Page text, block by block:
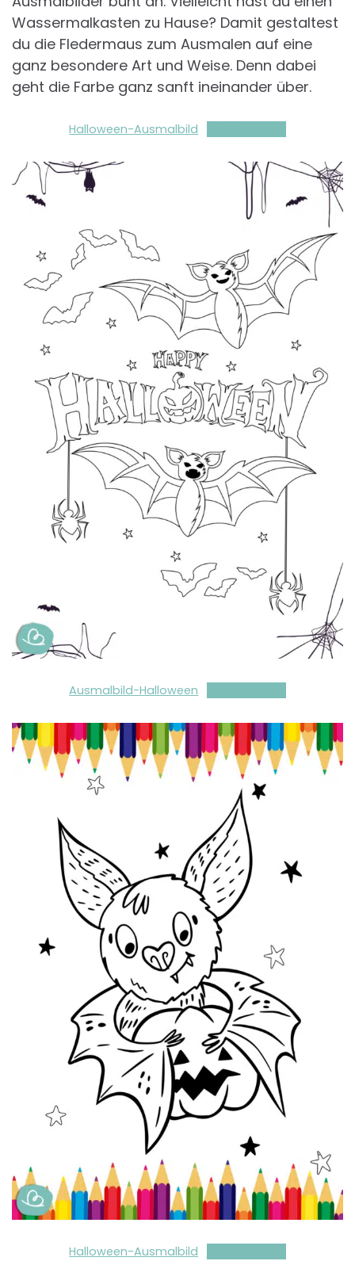
Wassermalkasten zu Hause? Damit gestaltest
du die Fledermaus zum Ausmalen auf eine
ganz besondere Art und Weise. Denn dabei
geht die Farbe ganz sanft ineinander über.
Halloween-Ausmalbild
Ausmalbild-Halloween
Halloween-Ausmalbild